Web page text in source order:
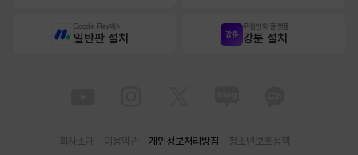
Google Play에서
일반판 설치
무협만화 플랫폼
강툰 설치
회사소개 이용약관 개인정보처리방침 청소년보호정책